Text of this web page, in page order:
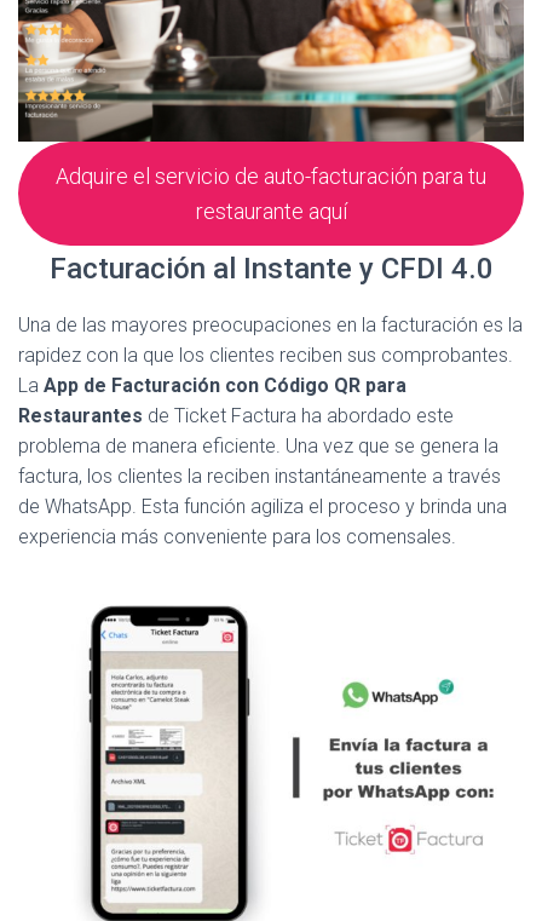
Adquire el servicio de auto-facturación para tu
restaurante aquí
Facturación al Instante y CFDI 4.0
Una de las mayores preocupaciones en la facturación es la
rapidez con la que los clientes reciben sus comprobantes.
La App de Facturación con Código QR para
Restaurantes de Ticket Factura ha abordado este
problema de manera eficiente. Una vez que se genera la
factura, los clientes la reciben instantáneamente a través
de WhatsApp. Esta función agiliza el proceso y brinda una
experiencia más conveniente para los comensales.